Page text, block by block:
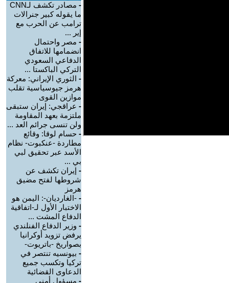
-
مصادر تكشف لـCNN
ما يقوله كبير جنرالات
ترامب عن الحرب مع
إير ...
- مصر واحتمال
انضمامها للاتفاق
الدفاعي السعودي
التركي الباكستا ...
- الثوري الإيراني: معركة
هرمز جيوسياسية تقلب
موازين القوى
- عراقجي: إيران ستبقى
ملتزمة بعهد المقاومة
ولن تنسى جرائم العد ...
- حسام لوقا: وقائع
مطاردة -عنكبوت- نظام
الأسد عبر تحقيق لبي
بي ...
- إيران تكشف عن
شروطها لفتح مضيق
هرمز
- -الغارديان-: اليمن هو
الاختبار الأول لـ-اتفاقية
الدفاع المشت ...
- وزير الدفاع الفنلندي
يرفض تزويد أوكرانيا
بصواريخ -باتريوت-
- بيونسيه تنتصر في
تركيا وتكسب جميع
الدعاوى القضائية
- مسؤول أمني